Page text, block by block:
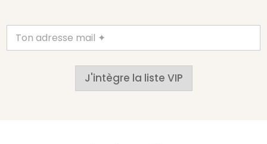
J'intègre la liste VIP